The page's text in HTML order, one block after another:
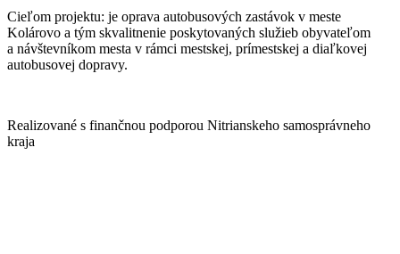
Cieľom projektu: je oprava autobusových zastávok v meste
Kolárovo a tým skvalitnenie poskytovaných služieb obyvateľom
a návštevníkom mesta v rámci mestskej, prímestskej a diaľkovej
autobusovej dopravy.
Realizované s finančnou podporou Nitrianskeho samosprávneho
kraja